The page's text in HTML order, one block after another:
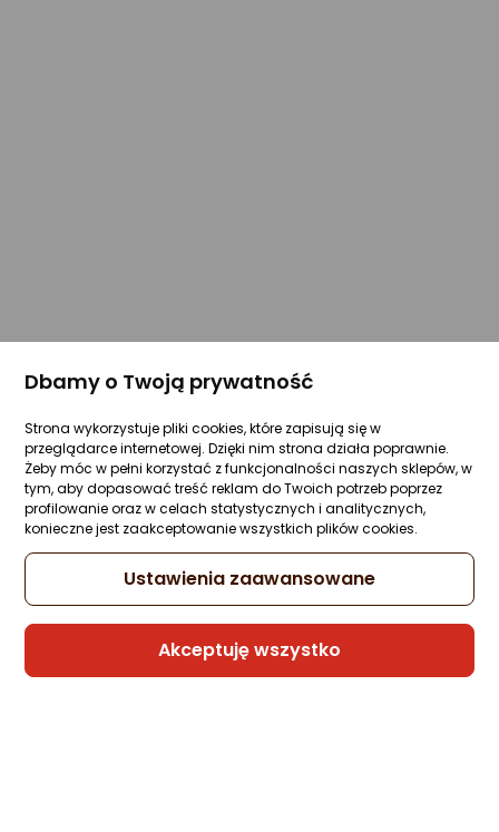
Dbamy o Twoją prywatność
Strona wykorzystuje pliki cookies, które zapisują się w
przeglądarce internetowej. Dzięki nim strona działa poprawnie.
Żeby móc w pełni korzystać z funkcjonalności naszych sklepów, w
tym, aby dopasować treść reklam do Twoich potrzeb poprzez
profilowanie oraz w celach statystycznych i analitycznych,
konieczne jest zaakceptowanie wszystkich plików cookies.
Ustawienia zaawansowane
Akceptuję wszystko